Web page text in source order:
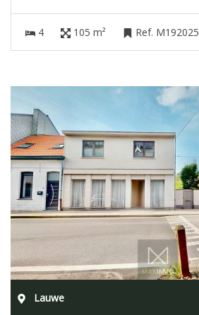
4 105 m² Ref. M192025
Lauwe